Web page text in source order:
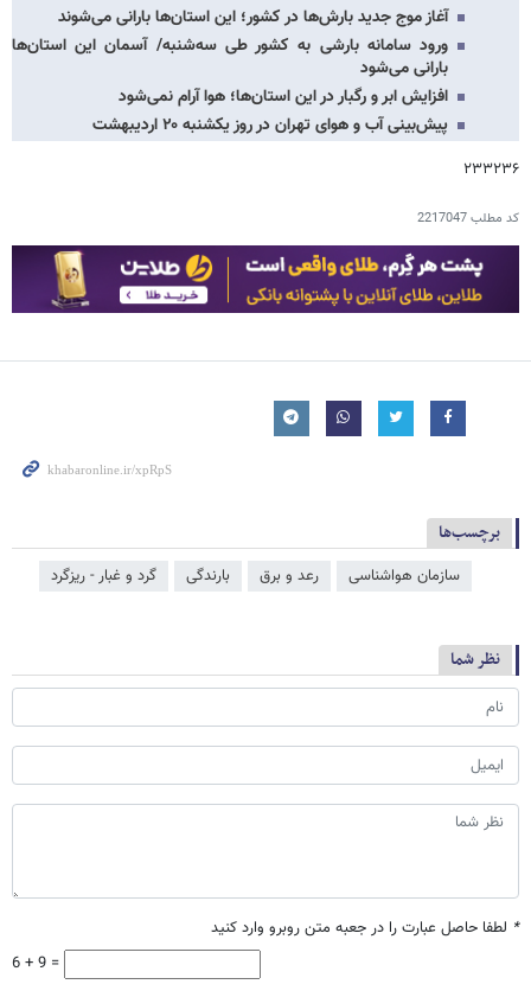
آغاز موج جدید بارش‌ها در کشور؛ این استان‌ها بارانی می‌شوند
ورود سامانه بارشی به کشور طی سه‌شنبه/ آسمان این استان‌ها
بارانی می‌شود
افزایش ابر و رگبار در این استان‌ها؛ هوا آرام نمی‌شود
پیش‌بینی آب و هوای تهران در روز یکشنبه ۲۰ اردیبهشت
۲۳۳۲۳۶
کد مطلب2217047
برچسب‌ها
سازمان هواشناسی رعد و برق بارندگی گرد و غبار - ریزگرد
نظر شما
* لطفا حاصل عبارت را در جعبه متن روبرو وارد کنید
6 + 9 =